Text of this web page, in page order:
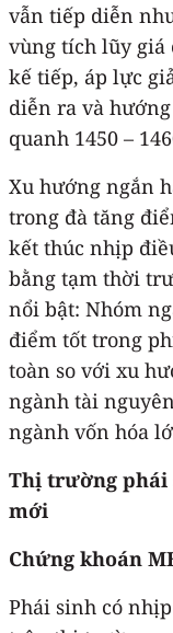
vẫn tiếp diễn
vùng tích lũy giá
kế tiếp, áp lực
diễn ra và
quanh 1450 –
Xu hướng ngắn
trong đà tăng
kết thúc nhịp
bằng tạm thời
nổi bật: Nhóm
điểm tốt trong
toàn so với xu
ngành tài
ngành vốn hóa
Thị trường phái
mới
Chứng khoán
Phái sinh có